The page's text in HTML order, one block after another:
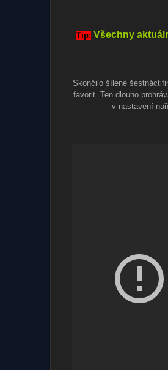
Tip: Všechny
Skončilo šílené
favorit. Ten dlouho
v nastavení